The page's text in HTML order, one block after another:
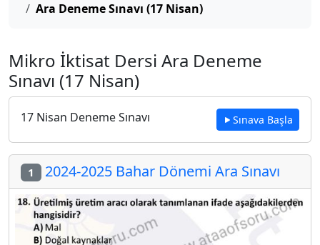
Ara Deneme Sınavı (17 Nisan)
Mikro İktisat Dersi Ara Deneme
Sınavı (17 Nisan)
17 Nisan Deneme Sınavı Sınava Başla
1 2024-2025 Bahar Dönemi Ara Sınavı